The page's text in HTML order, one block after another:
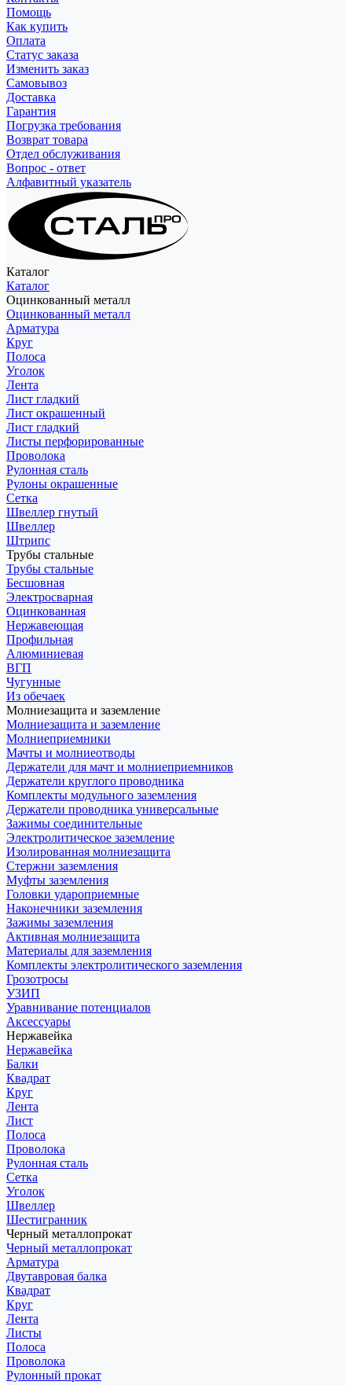
Помощь
Как купить
Оплата
Статус заказа
Изменить заказ
Самовывоз
Доставка
Гарантия
Погрузка требования
Возврат товара
Отдел обслуживания
Вопрос - ответ
Алфавитный указатель
Каталог
Каталог
Оцинкованный металл
Оцинкованный металл
Арматура
Круг
Полоса
Уголок
Лента
Лист гладкий
Лист окрашенный
Лист гладкий
Листы перфорированные
Проволока
Рулонная сталь
Рулоны окрашенные
Сетка
Швеллер гнутый
Швеллер
Штрипс
Трубы стальные
Трубы стальные
Бесшовная
Электросварная
Оцинкованная
Нержавеющая
Профильная
Алюминиевая
ВГП
Чугунные
Из обечаек
Молниезащита и заземление
Молниезащита и заземление
Молниеприемники
Мачты и молниеотводы
Держатели для мачт и молниеприемников
Держатели круглого проводника
Комплекты модульного заземления
Держатели проводника универсальные
Зажимы соединительные
Электролитическое заземление
Изолированная молниезащита
Стержни заземления
Муфты заземления
Головки удароприемные
Наконечники заземления
Зажимы заземления
Активная молниезащита
Материалы для заземления
Комплекты электролитического заземления
Грозотросы
УЗИП
Уравнивание потенциалов
Аксессуары
Нержавейка
Нержавейка
Балки
Квадрат
Круг
Лента
Лист
Полоса
Проволока
Рулонная сталь
Сетка
Уголок
Швеллер
Шестигранник
Черный металлопрокат
Черный металлопрокат
Арматура
Двутавровая балка
Квадрат
Круг
Лента
Листы
Полоса
Проволока
Рулонный прокат